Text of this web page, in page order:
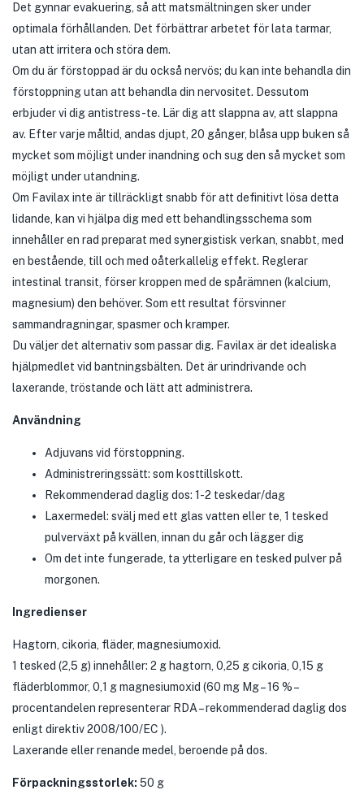
Det gynnar evakuering, så att matsmältningen sker under
optimala förhållanden. Det förbättrar arbetet för lata tarmar,
utan att irritera och störa dem.
Om du är förstoppad är du också nervös; du kan inte behandla din
förstoppning utan att behandla din nervositet. Dessutom
erbjuder vi dig antistress-te. Lär dig att slappna av, att slappna
av. Efter varje måltid, andas djupt, 20 gånger, blåsa upp buken så
mycket som möjligt under inandning och sug den så mycket som
möjligt under utandning.
Om Favilax inte är tillräckligt snabb för att definitivt lösa detta
lidande, kan vi hjälpa dig med ett behandlingsschema som
innehåller en rad preparat med synergistisk verkan, snabbt, med
en bestående, till och med oåterkallelig effekt. Reglerar
intestinal transit, förser kroppen med de spårämnen (kalcium,
magnesium) den behöver. Som ett resultat försvinner
sammandragningar, spasmer och kramper.
Du väljer det alternativ som passar dig. Favilax är det idealiska
hjälpmedlet vid bantningsbälten. Det är urindrivande och
laxerande, tröstande och lätt att administrera.
Användning
Adjuvans vid förstoppning.
Administreringssätt: som kosttillskott.
Rekommenderad daglig dos: 1-2 teskedar/dag
Laxermedel: svälj med ett glas vatten eller te, 1 tesked
pulverväxt på kvällen, innan du går och lägger dig
Om det inte fungerade, ta ytterligare en tesked pulver på
morgonen.
Ingredienser
Hagtorn, cikoria, fläder, magnesiumoxid.
1 tesked (2,5 g) innehåller: 2 g hagtorn, 0,25 g cikoria, 0,15 g
fläderblommor, 0,1 g magnesiumoxid (60 mg Mg – 16 % –
procentandelen representerar RDA – rekommenderad daglig dos
enligt direktiv 2008/100/EC ).
Laxerande eller renande medel, beroende på dos.
Förpackningsstorlek: 50 g